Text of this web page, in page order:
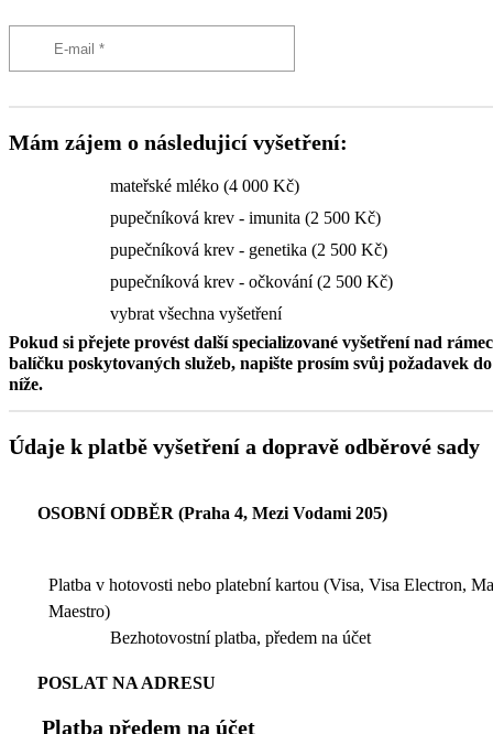
Mám zájem o následujicí vyšetření:
mateřské mléko (4 000 Kč)
pupečníková krev - imunita (2 500 Kč)
pupečníková krev - genetika (2 500 Kč)
pupečníková krev - očkování (2 500 Kč)
vybrat všechna vyšetření
Pokud si přejete provést další specializované vyšetření nad
balíčku poskytovaných služeb, napište prosím svůj požadavek
níže.
Údaje k platbě vyšetření a dopravě odběrové sady
OSOBNÍ ODBĚR (Praha 4, Mezi Vodami 205)
Platba v hotovosti nebo platební kartou (Visa, Visa Electron,
Maestro)
Bezhotovostní platba, předem na účet
POSLAT NA ADRESU
Platba předem na účet